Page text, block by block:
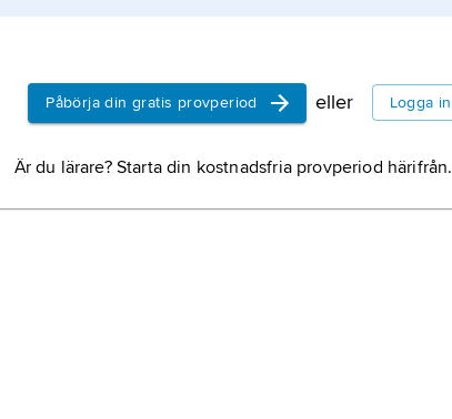
Påbörja din gratis provperiod eller Logga in
Är du lärare? Starta din kostnadsfria provperiod härifrån.